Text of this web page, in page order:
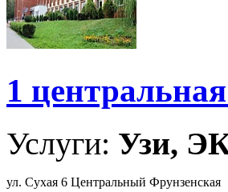
1
Услуги: Узи,
ул. Сухая 6 Центральный Фрунзенская